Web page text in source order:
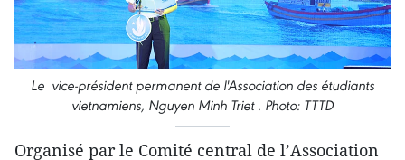
Le vice-président permanent de l'Association des étudiants
vietnamiens, Nguyen Minh Triet . Photo: TTTD
Organisé par le Comité central de l’Association